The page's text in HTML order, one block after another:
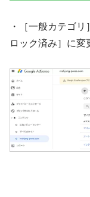
・［一般カテゴ
ロック済み］に変